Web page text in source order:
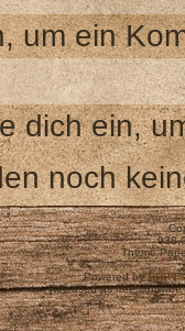
um ein
dich ein,
noch
Theme
Powered byPHP-
Released as free